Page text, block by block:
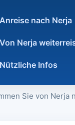
Anreise nach Nerja
Von Nerja
Nützliche Infos
Sie von Nerja